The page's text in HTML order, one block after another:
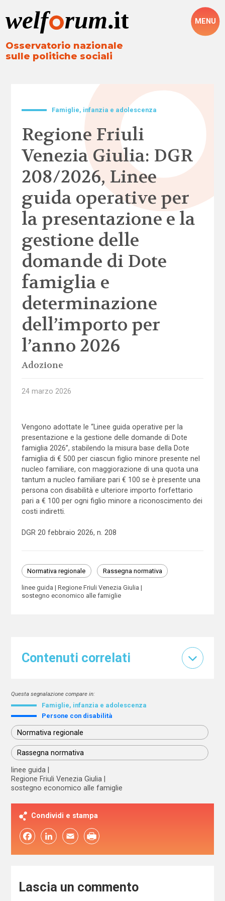
Osservatorio nazionale
sulle politiche sociali
MENU
Famiglie, infanzia e adolescenza
Regione Friuli
Venezia Giulia: DGR
208/2026, Linee
guida operative per
la presentazione e la
gestione delle
domande di Dote
famiglia e
determinazione
dell’importo per
l’anno 2026
Adozione
24 marzo 2026
Vengono adottate le “Linee guida operative per la
presentazione e la gestione delle domande di Dote
famiglia 2026”, stabilendo la misura base della Dote
famiglia di € 500 per ciascun figlio minore presente nel
nucleo familiare, con maggiorazione di una quota una
tantum a nucleo familiare pari € 100 se è presente una
persona con disabilità e ulteriore importo forfettario
pari a € 100 per ogni figlio minore a riconoscimento dei
costi indiretti.
DGR 20 febbraio 2026, n. 208
Normativa regionale Rassegna normativa
linee guida
Regione Friuli Venezia Giulia
sostegno economico alle famiglie
Contenuti correlati
Questa segnalazione compare in:
Famiglie, infanzia e adolescenza
Persone con disabilità
Normativa regionale
Rassegna normativa
linee guida
Regione Friuli Venezia Giulia
sostegno economico alle famiglie
Condividi e stampa
FacebookLinkedIn Email
Lascia un commento